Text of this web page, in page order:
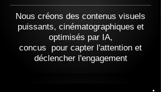
Nous créons des contenus visuels
puissants, cinématographiques et
optimisés par IA,
concus pour capter l'attention et
déclencher l'engagement